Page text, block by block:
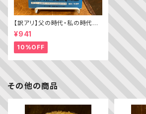
【訳アリ】父の時代・私の時代
─わがエディトリアル・デザイン
史
¥941
10%OFF
その他の商品